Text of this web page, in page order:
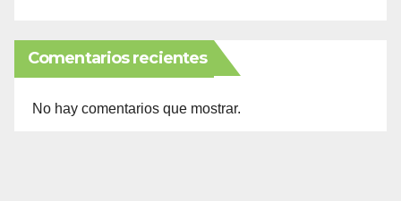
Comentarios recientes
No hay comentarios que mostrar.